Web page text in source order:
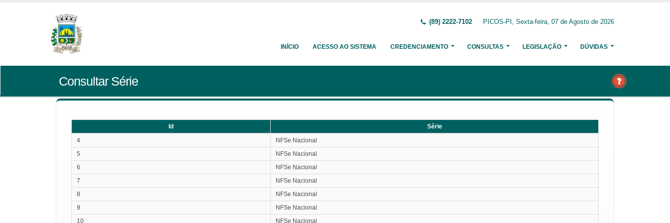
(89) 2222-7102 PICOS-PI, Sexta-feira, 07 de Agosto de 2026
INÍCIO ACESSO AO SISTEMA CREDENCIAMENTO CONSULTAS LEGISLAÇÃO DÚVIDAS
Consultar Série
Id
Série
4
NFSe Nacional
5
NFSe Nacional
6
NFSe Nacional
7
NFSe Nacional
8
NFSe Nacional
9
NFSe Nacional
10
NFSe Nacional